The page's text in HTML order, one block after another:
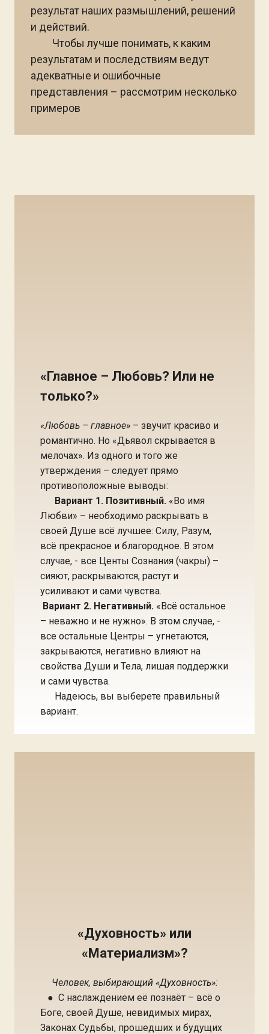
результат наших размышлений, решений
и действий.
Чтобы лучше понимать, к каким
результатам и последствиям ведут
адекватные и ошибочные
представления – рассмотрим несколько
примеров
«Главное – Любовь? Или не
только?»
«Любовь – главное» – звучит красиво и
романтично. Но «Дьявол скрывается в
мелочах». Из одного и того же
утверждения – следует прямо
противоположные выводы:
Вариант 1. Позитивный. «Во имя
Любви» – необходимо раскрывать в
своей Душе всё лучшее: Силу, Разум,
всё прекрасное и благородное. В этом
случае, - все Центы Сознания (чакры) –
сияют, раскрываются, растут и
усиливают и сами чувства.
Вариант 2. Негативный. «Всё остальное
– неважно и не нужно». В этом случае, -
все остальные Центры – угнетаются,
закрываются, негативно влияют на
свойства Души и Тела, лишая поддержки
и сами чувства.
Надеюсь, вы выберете правильный
вариант.
«Духовность» или
«Материализм»?
Человек, выбирающий «Духовность»:
● С наслаждением её познаёт – всё о
Боге, своей Душе, невидимых мирах,
Законах Судьбы, прошедших и будущих